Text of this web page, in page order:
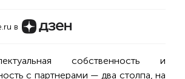
в
собственность и
с партнерами — два столпа, на